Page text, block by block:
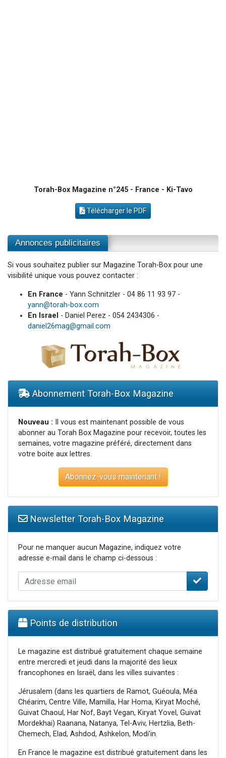
Torah-Box Magazine n°245 - France - Ki-Tavo
Télécharger le PDF
Annonces publicitaires
Si vous souhaitez publier sur Magazine Torah-Box pour une
visibilité unique vous pouvez contacter :
En France - Yann Schnitzler - 04 86 11 93 97 -
yann@torah-box.com
En Israel - Daniel Perez - 054 2434306 -
daniel26mag@gmail.com
Abonnement Torah-Box Magazine
Nouveau : Il vous est maintenant possible de vous
abonner au Torah Box Magazine pour recevoir, toutes les
semaines, votre magazine préféré, directement dans
votre boite aux lettres.
Abonnez-vous maintenant !
Newsletter Torah-Box Magazine
Pour ne manquer aucun Magazine, indiquez votre
adresse e-mail dans le champ ci-dessous :
Points de distribution
Le magazine est distribué gratuitement chaque semaine
entre mercredi et jeudi dans la majorité des lieux
francophones en Israël, dans les villes suivantes :
Jérusalem (dans les quartiers de Ramot, Guéoula, Méa
Chéarim, Centre Ville, Mamilla, Har Homa, Kiryat Moché,
Guivat Chaoul, Har Nof, Bayt Vegan, Kiryat Yovel, Guivat
Mordekhai) Raanana, Natanya, Tel-Aviv, Hertzlia, Beth-
Chemech, Elad, Ashdod, Ashkelon, Modi'in.
En France le magazine est distribué gratuitement dans les